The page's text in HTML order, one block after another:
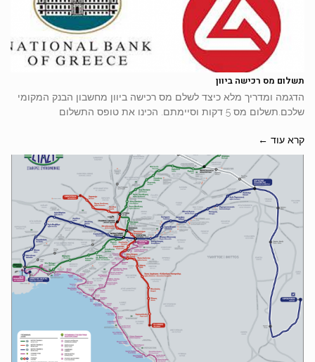
תשלום מס רכישה ביוון
הדגמה ומדריך מלא כיצד לשלם מס רכישה ביוון מחשבון הבנק המקומי
שלכם.תשלום מס 5 דקות וסיימתם. הכינו את טופס התשלום
קרא עוד ←